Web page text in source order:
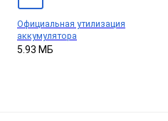
Официальная утилизация
аккумулятора
5.93 МБ